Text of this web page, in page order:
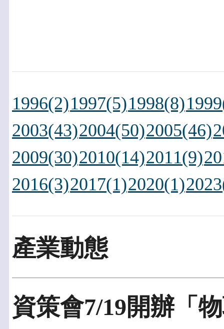
1996(2)1997(5)1998(8)
2003(43)2004(50)2005(46)
2009(30)2010(14)2011(9)
2016(3)2017(1)2020(1)
產業動態
資策會7/19開辦「